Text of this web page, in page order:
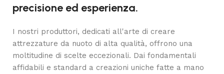
precisione ed esperienza.
I nostri produttori, dedicati all'arte di creare
attrezzature da nuoto di alta qualità, offrono una
moltitudine di scelte eccezionali. Dai fondamentali
affidabili e standard a creazioni uniche fatte a mano